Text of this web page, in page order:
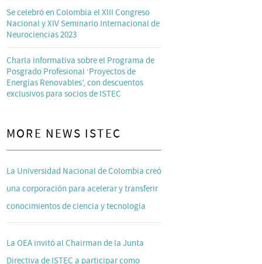
Se celebró en Colombia el XIII Congreso
Nacional y XIV Seminario Internacional de
Neurociencias 2023
Charla informativa sobre el Programa de
Posgrado Profesional ‘Proyectos de
Energías Renovables’, con descuentos
exclusivos para socios de ISTEC
MORE NEWS ISTEC
La Universidad Nacional de Colombia creó
una corporación para acelerar y transferir
conocimientos de ciencia y tecnología
La OEA invitó al Chairman de la Junta
Directiva de ISTEC a participar como